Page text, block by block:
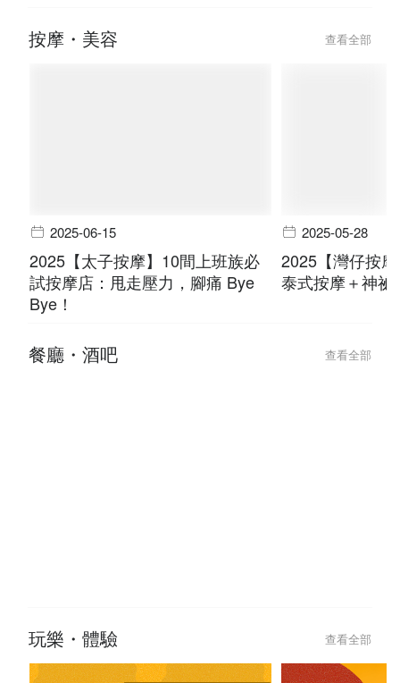
按摩・美容 查看全部
2025-06-15
2025【太子按摩】10間上班族必
試按摩店：甩走壓力，腳痛 Bye
Bye！
2025-05-28
2025【灣仔按
泰式按摩＋神
餐廳・酒吧 查看全部
玩樂・體驗 查看全部